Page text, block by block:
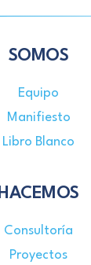
SOMOS
Equipo
Manifiesto
Libro Blanco
HACEMOS
Consultoría
Proyectos